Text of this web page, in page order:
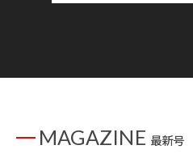
MAGAZINE 最新号